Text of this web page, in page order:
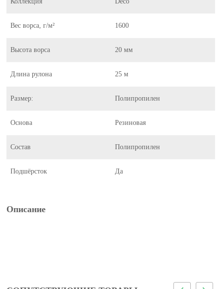
Описание
Вес ворса, г/м² 1600
Высота ворса 20 мм
Длина рулона 25 м
Размер: Полипропилен
Основа Резиновая
Состав Полипропилен
Подшёрсток Да